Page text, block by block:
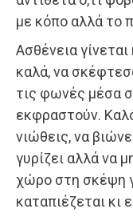
με κόπο αλλά το
Ασθένεια
καλά, να
τις φωνές μέσα
εκφραστούν.
νιώθεις, να
γυρίζει αλλά να
χώρο στη σκέψη
καταπιέζεται κι